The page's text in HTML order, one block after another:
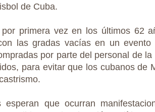
de Cuba.
primera vez en los últimos 62
las gradas vacías en un evento
por parte del personal de la
para evitar que los cubanos de
que ocurran